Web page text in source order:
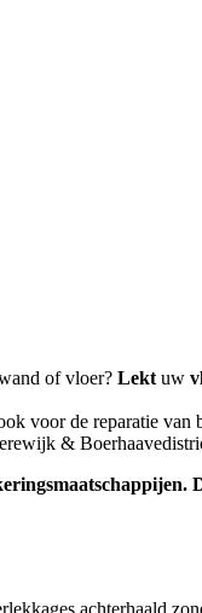
of vloer? Lekt uw
voor de reparatie
&
achterhaald